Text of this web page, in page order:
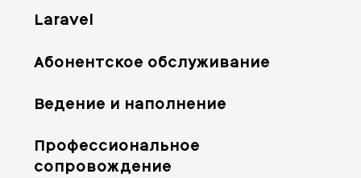
Laravel
Абонентское обслуживание
Ведение и наполнение
Профессиональное
сопровождение